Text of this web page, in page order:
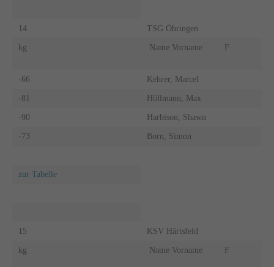
14 TSG Öhringen
kg Name Vorname F
-66 Kehrer, Marcel
-81 Höllmann, Max
-90 Harbison, Shawn
-73 Born, Simon
zur Tabelle
15 KSV Härtsfeld
kg Name Vorname F